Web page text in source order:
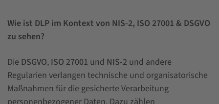
Wie ist DLP im Kontext von NIS-2, ISO 27001 & DSGVO
zu sehen?
Die DSGVO, ISO 27001 und NIS-2 und andere
Regularien verlangen technische und organisatorische
Maßnahmen für die gesicherte Verarbeitung